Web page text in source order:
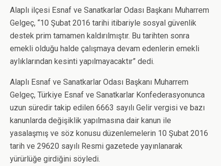
Alaplı ilçesi Esnaf ve Sanatkarlar Odası Başkanı Muharrem
Gelgeç, “10 Şubat 2016 tarihi itibariyle sosyal güvenlik
destek prim tamamen kaldırılmıştır. Bu tarihten sonra
emekli olduğu halde çalışmaya devam edenlerin emekli
aylıklarından kesinti yapılmayacaktır” dedi.
Alaplı Esnaf ve Sanatkarlar Odası Başkanı Muharrem
Gelgeç, Türkiye Esnaf ve Sanatkarlar Konfederasyonunca
uzun süredir takip edilen 6663 sayılı Gelir vergisi ve bazı
kanunlarda değişiklik yapılmasına dair kanun ile
yasalaşmış ve söz konusu düzenlemelerin 10 Şubat 2016
tarih ve 29620 sayılı Resmi gazetede yayınlanarak
yürürlüğe girdiğini söyledi.